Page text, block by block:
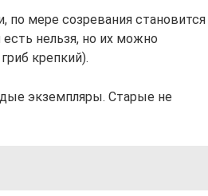
по мере созревания становится
нельзя, но их можно
крепкий).
экземпляры. Старые не